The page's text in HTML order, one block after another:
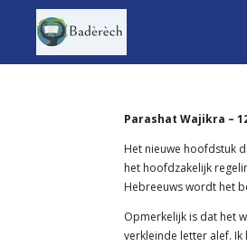
direct
Parashat Wajikra –
Het nieuwe hoofdstuk
het hoofdzakelijk
Opmerkelijk is dat het
verkleinde letter alef.